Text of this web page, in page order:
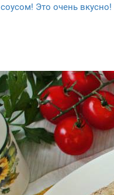
Это очень вкусно!